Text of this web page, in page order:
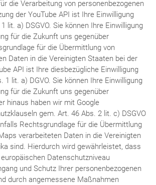
die Verarbeitung von personenbezogenen
der YouTube API ist Ihre Einwilligung
lit. a) DSGVO. Sie können Ihre Einwilligung
für die Zukunft uns gegenüber
für die Übermittlung von
Daten in die Vereinigten Staaten bei der
API ist Ihre diesbezügliche Einwilligung
1 lit. a) DGVO. Sie können Ihre Einwilligung
für die Zukunft uns gegenüber
hinaus haben wir mit Google
gem. Art. 46 Abs. 2 lit. c) DSGVO
Rechtsgrundlage für die Übermittlung
verarbeiteten Daten in die Vereinigten
sind. Hierdurch wird gewährleistet, dass
Datenschutzniveau
und Schutz Ihrer personenbezogenen
durch angemessene Maßnahmen